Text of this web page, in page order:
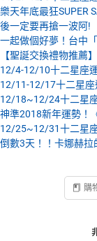
樂天年底最狂SUPER
後一定要再搶一波阿!
一起做個好夢！台中
【聖誕交換禮物推薦
12/4-12/10十二星座
12/11-12/17十二星座
12/18~12/24十二星
神準2018新年運勢！
12/25~12/31十二星
倒數3天！！卡娜赫拉
購